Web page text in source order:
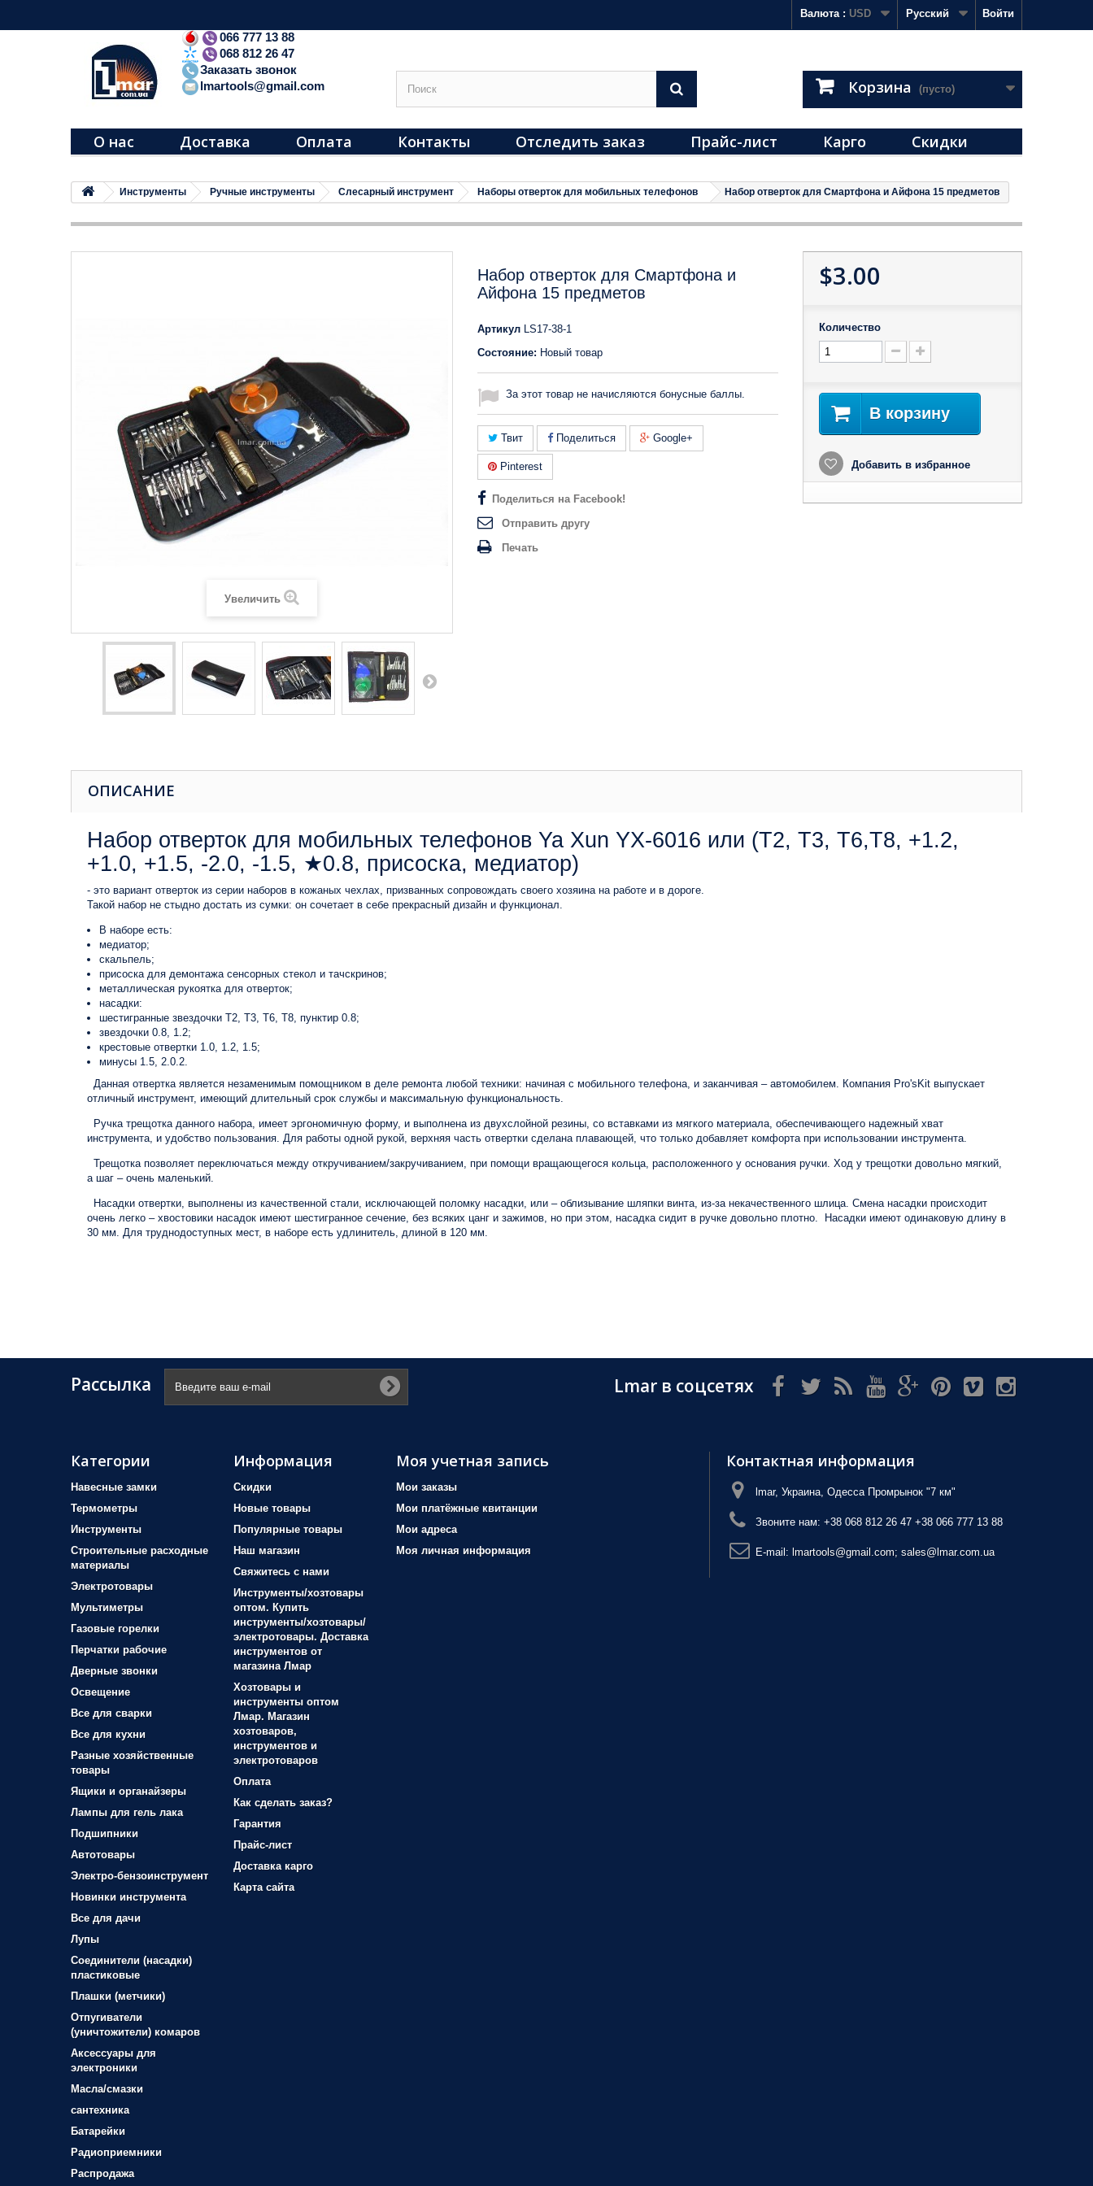
Войти
Русский
Валюта : USD
066 777 13 88
068 812 26 47
Заказать звонок
lmartools@gmail.com
Корзина (пусто)
О нас Доставка Оплата Контакты Отследить заказ Прайс-лист Карго Скидки
Инструменты Ручные инструменты Слесарный инструмент Наборы отверток для мобильных телефонов Набор отверток для Смартфона и Айфона 15 предметов
Увеличить
Набор отверток для Смартфона и
Айфона 15 предметов
Артикул LS17-38-1
Состояние: Новый товар
За этот товар не начисляются бонусные баллы.
Твит Поделиться Google+
Pinterest
Поделиться на Facebook!
Отправить другу
Печать
$3.00
Количество
В корзину
Добавить в избранное
ОПИСАНИЕ
Набор отверток для мобильных телефонов Ya Xun YX-6016 или (T2, T3, T6,T8, +1.2,
+1.0, +1.5, -2.0, -1.5, ★0.8, присоска, медиатор)
- это вариант отверток из серии наборов в кожаных чехлах, призванных сопровождать своего хозяина на работе и в дороге.
Такой набор не стыдно достать из сумки: он сочетает в себе прекрасный дизайн и функционал.
В наборе есть:
медиатор;
скальпель;
присоска для демонтажа сенсорных стекол и тачскринов;
металлическая рукоятка для отверток;
насадки:
шестигранные звездочки T2, T3, T6, T8, пунктир 0.8;
звездочки 0.8, 1.2;
крестовые отвертки 1.0, 1.2, 1.5;
минусы 1.5, 2.0.2.
Данная отвертка является незаменимым помощником в деле ремонта любой техники: начиная с мобильного телефона, и заканчивая – автомобилем. Компания Pro'sKit выпускает
отличный инструмент, имеющий длительный срок службы и максимальную функциональность.
Ручка трещотка данного набора, имеет эргономичную форму, и выполнена из двухслойной резины, со вставками из мягкого материала, обеспечивающего надежный хват
инструмента, и удобство пользования. Для работы одной рукой, верхняя часть отвертки сделана плавающей, что только добавляет комфорта при использовании инструмента.
Трещотка позволяет переключаться между откручиванием/закручиванием, при помощи вращающегося кольца, расположенного у основания ручки. Ход у трещотки довольно мягкий,
а шаг – очень маленький.
Насадки отвертки, выполнены из качественной стали, исключающей поломку насадки, или – облизывание шляпки винта, из-за некачественного шлица. Смена насадки происходит
очень легко – хвостовики насадок имеют шестигранное сечение, без всяких цанг и зажимов, но при этом, насадка сидит в ручке довольно плотно. Насадки имеют одинаковую длину в
30 мм. Для труднодоступных мест, в наборе есть удлинитель, длиной в 120 мм.
Рассылка Lmar в соцсетях
Категории
Навесные замки
Термометры
Инструменты
Строительные расходные
материалы
Электротовары
Мультиметры
Газовые горелки
Перчатки рабочие
Дверные звонки
Освещение
Все для сварки
Все для кухни
Разные хозяйственные
товары
Ящики и органайзеры
Лампы для гель лака
Подшипники
Автотовары
Электро-бензоинструмент
Новинки инструмента
Все для дачи
Лупы
Соединители (насадки)
пластиковые
Плашки (метчики)
Отпугиватели
(уничтожители) комаров
Аксессуары для
электроники
Масла/смазки
сантехника
Батарейки
Радиоприемники
Распродажа
Информация
Скидки
Новые товары
Популярные товары
Наш магазин
Свяжитесь с нами
Инструменты/хозтовары
оптом. Купить
инструменты/хозтовары/
электротовары. Доставка
инструментов от
магазина Лмар
Хозтовары и
инструменты оптом
Лмар. Магазин
хозтоваров,
инструментов и
электротоваров
Оплата
Как сделать заказ?
Гарантия
Прайс-лист
Доставка карго
Карта сайта
Моя учетная запись
Мои заказы
Мои платёжные квитанции
Мои адреса
Моя личная информация
Контактная информация
lmar, Украина, Одесса Промрынок "7 км"
Звоните нам: +38 068 812 26 47 +38 066 777 13 88
E-mail: lmartools@gmail.com; sales@lmar.com.ua